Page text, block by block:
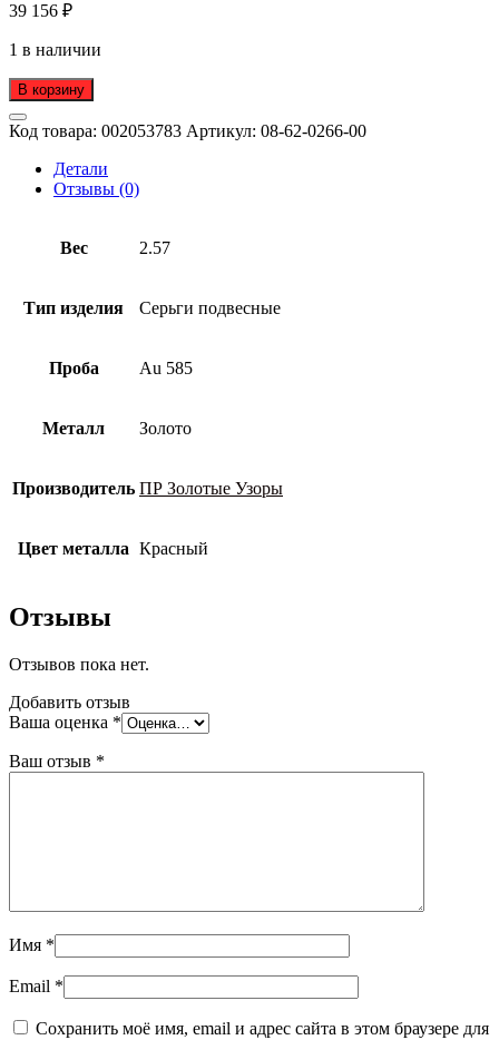
39 156 ₽
1 в наличии
В корзину
Код товара: 002053783 Артикул: 08-62-0266-00
Детали
Отзывы (0)
Вес 2.57
Тип изделия Серьги подвесные
Проба Au 585
Металл Золото
Производитель ПР Золотые Узоры
Цвет металла Красный
Отзывы
Отзывов пока нет.
Добавить отзыв
Ваша оценка *
Ваш отзыв *
Имя *
Email *
Сохранить моё имя, email и адрес сайта в этом браузере для